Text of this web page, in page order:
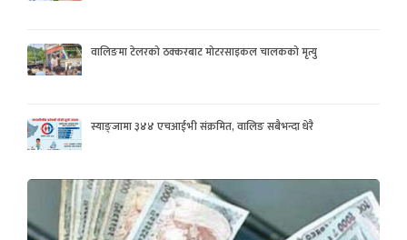
वालिङमा टेलरको ठक्करबाट मोटरसाइकल चालकको मृत्यु
स्याङ्जामा ३४४ एचआईभी संक्रमित, वालिङ सबैभन्दा धेरै